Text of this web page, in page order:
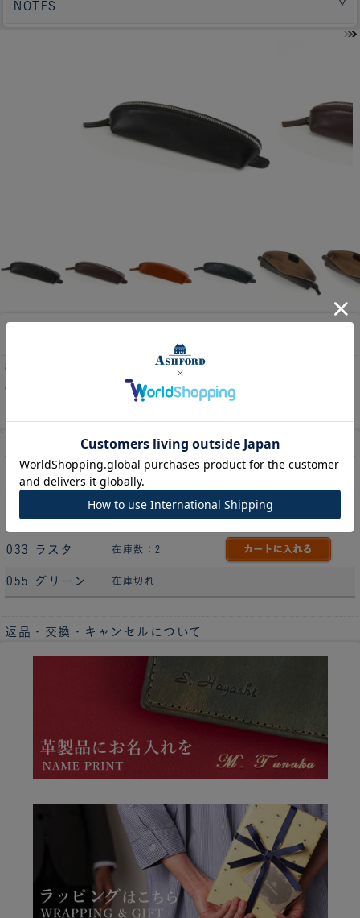
NOTES
8619
9,000円 (消費税込:9,900円)
011 ブラック 在庫数：4
012 ダークブラ
ウン
在庫数：2
033 ラスタ 在庫数：2
055 グリーン 在庫切れ -
返品・交換・キャンセルについて